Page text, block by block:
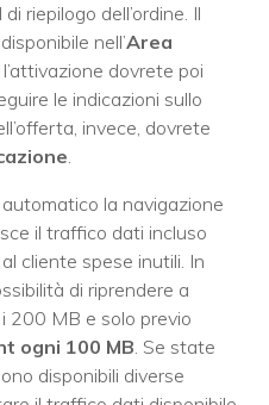
riepilogo dell’ordine. Il
nell’Area
dovrete poi
le indicazioni sullo
invece, dovrete
.
la navigazione
il traffico dati incluso
cliente spese inutili. In
di riprendere a
200 MB e solo previo
ogni 100 MB. Se state
disponibili diverse